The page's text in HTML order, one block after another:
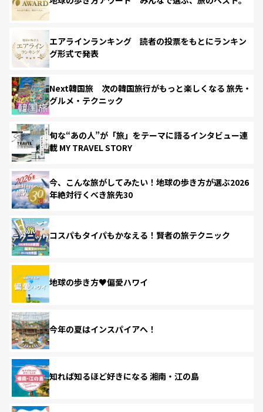
エアラインランキング 読者の投票をもとにランキン
グ形式で発表
Next韓国旅 次の韓国旅行がもっと楽しくなる 旅先・
グルメ・テクニック
旬な“あの人”が「旅」をテーマに語るインタビュー連
載 MY TRAVEL STORY
今、こんな旅がしてみたい！地球の歩き方が選ぶ2026
年絶対行くべき旅先30
コスパもタイパもかなえる！賢者の旅テクニック
地球の歩き方♥偏愛ハワイ
今年の夏はインスパイアへ！
知れば知るほど好きになる 湘南・江の島